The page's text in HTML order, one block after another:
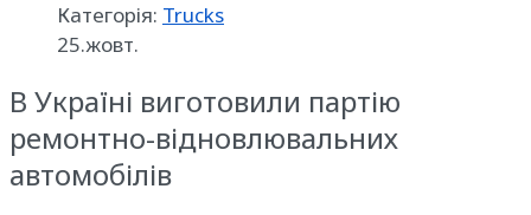
Категорія: Trucks
25.жовт.
В Україні виготовили партію
ремонтно-відновлювальних
автомобілів